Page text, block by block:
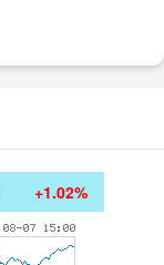
+1.02%